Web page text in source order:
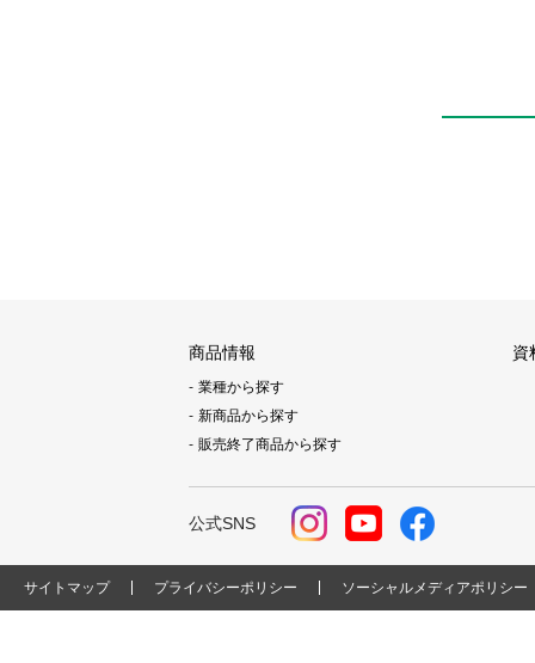
商品情報
業種から探す
新商品から探す
販売終了商品から探す
資
公式SNS
サイトマップ プライバシーポリシー ソーシャルメディアポリシー